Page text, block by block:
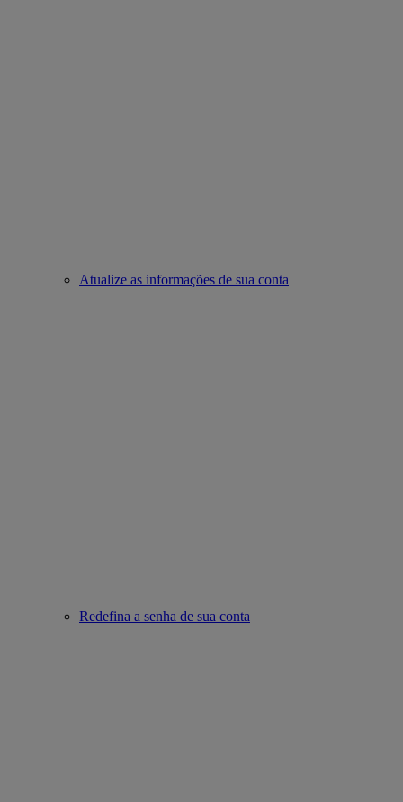
Atualize as informações de sua conta
Redefina a senha de sua conta